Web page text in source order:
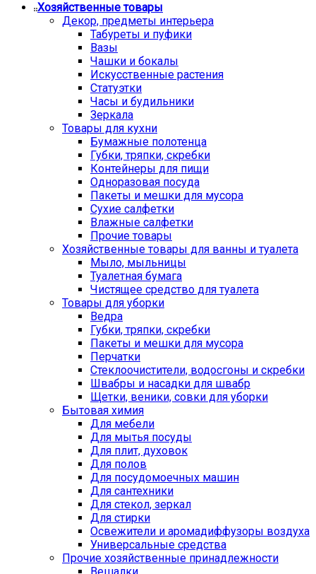
Хозяйственные товары
Декор, предметы интерьера
Табуреты и пуфики
Вазы
Чашки и бокалы
Искусственные растения
Статуэтки
Часы и будильники
Зеркала
Товары для кухни
Бумажные полотенца
Губки, тряпки, скребки
Контейнеры для пищи
Одноразовая посуда
Пакеты и мешки для мусора
Сухие салфетки
Влажные салфетки
Прочие товары
Хозяйственные товары для ванны и туалета
Мыло, мыльницы
Туалетная бумага
Чистящее средство для туалета
Товары для уборки
Ведра
Губки, тряпки, скребки
Пакеты и мешки для мусора
Перчатки
Стеклоочистители, водосгоны и скребки
Швабры и насадки для швабр
Щетки, веники, совки для уборки
Бытовая химия
Для мебели
Для мытья посуды
Для плит, духовок
Для полов
Для посудомоечных машин
Для сантехники
Для стекол, зеркал
Для стирки
Освежители и аромадиффузоры воздуха
Универсальные средства
Прочие хозяйственные принадлежности